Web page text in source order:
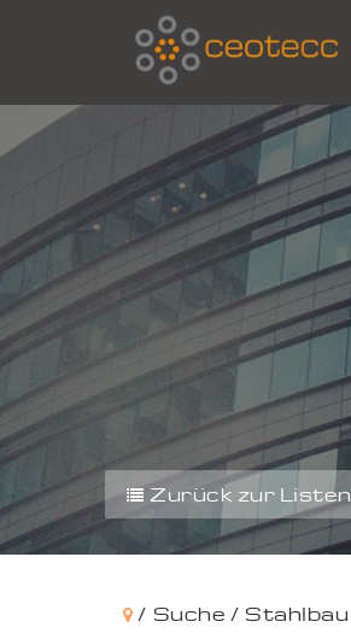
Zurück zur
/ Suche /